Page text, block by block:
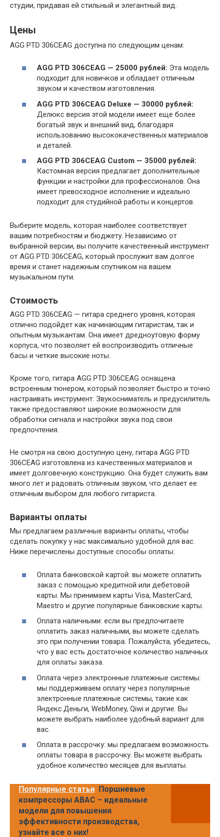
студии, придавая ей стильный и элегантный вид.
Цены
AGG PTD 306CEAG доступна по следующим ценам:
AGG PTD 306CEAG — 25000 рублей: Эта модель
подходит для новичков и обладает отличным
звуком и качеством изготовления.
AGG PTD 306CEAG Deluxe — 30000 рублей:
Делюкс версия этой модели имеет еще более
богатый звук и внешний вид, благодаря
использованию высококачественных материалов
и деталей.
AGG PTD 306CEAG Custom — 35000 рублей:
Кастомная версия предлагает дополнительные
функции и настройки для профессионалов. Она
имеет превосходное исполнение и идеально
подходит для студийной работы и концертов.
Выберите модель, которая наиболее соответствует
вашим потребностям и бюджету. Независимо от
выбранной версии, вы получите качественный инструмент
от AGG PTD 306CEAG, который прослужит вам долгое
время и станет надежным спутником на вашем
музыкальном пути.
Стоимость
AGG PTD 306CEAG — гитара среднего уровня, которая
отлично подойдет как начинающим гитаристам, так и
опытным музыкантам. Она имеет дредноутовую форму
корпуса, что позволяет ей воспроизводить отличные
басы и четкие высокие ноты.
Кроме того, гитара AGG PTD 306CEAG оснащена
встроенным тюнером, который позволяет быстро и точно
настраивать инструмент. Звукосниматель и предусилитель
также предоставляют широкие возможности для
обработки сигнала и настройки звука под свои
предпочтения.
Не смотря на свою доступную цену, гитара AGG PTD
306CEAG изготовлена из качественных материалов и
имеет долговечную конструкцию. Она будет служить вам
много лет и радовать отличным звуком, что делает ее
отличным выбором для любого гитариста.
Варианты оплаты
Мы предлагаем различные варианты оплаты, чтобы
сделать покупку у нас максимально удобной для вас.
Ниже перечислены доступные способы оплаты:
Оплата банковской картой: вы можете оплатить
заказ с помощью кредитной или дебетовой
карты. Мы принимаем карты Visa, MasterCard,
Maestro и другие популярные банковские карты.
Оплата наличными: если вы предпочитаете
оплатить заказ наличными, вы можете сделать
это при получении товара. Пожалуйста, убедитесь,
что у вас есть достаточное количество наличных
для оплаты заказа.
Оплата через электронные платежные системы:
мы поддерживаем оплату через популярные
электронные платежные системы, такие как
Яндекс.Деньги, WebMoney, Qiwi и другие. Вы
можете выбрать наиболее удобный вариант для
вас.
Оплата в рассрочку: мы предлагаем возможность
оплаты товара в рассрочку. Вы можете выбрать
удобное количество месяцев для выплаты.
Популярные статьи Поршневые
компрессоры ABAC – идеальные
модели для повышения
эффективности производства,
узнайте все о них!